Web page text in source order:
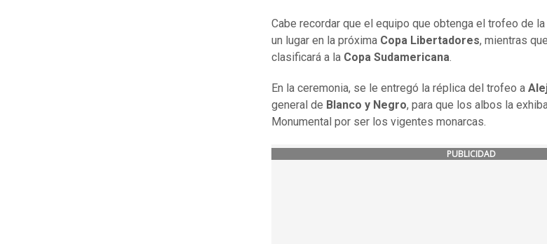
Cabe recordar que el equipo que obtenga el trofeo de la
un lugar en la próxima Copa Libertadores, mientras
clasificará a la Copa Sudamericana.
En la ceremonia, se le entregó la réplica del trofeo a
general de Blanco y Negro, para que los albos la
Monumental por ser los vigentes monarcas.
PUBLICIDAD